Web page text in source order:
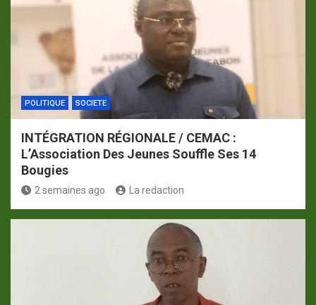
POLITIQUE SOCIETE
INTÉGRATION RÉGIONALE / CEMAC :
L’Association Des Jeunes Souffle Ses 14
Bougies
2 semaines ago La redaction